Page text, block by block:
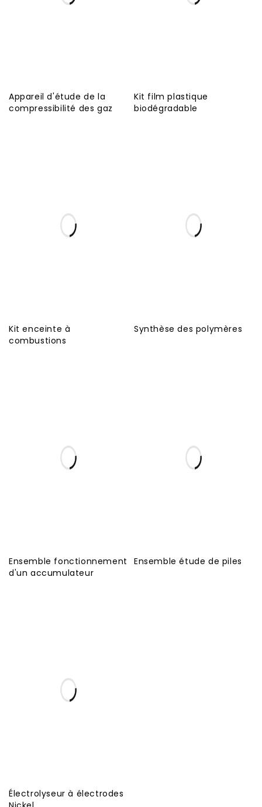
Appareil d'étude de la
compressibilité des gaz
Kit film plastique
biodégradable
Kit enceinte à
combustions
Synthèse des polymères
Ensemble fonctionnement
d'un accumulateur
Ensemble étude de piles
Électrolyseur à électrodes